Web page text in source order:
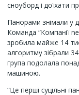
сноуборд і доїхати
Панорами знімали у
Команда “Компанії
зробила майже 14
алгоритму зібрали
група подолала
машиною.
“Це перші суцільні